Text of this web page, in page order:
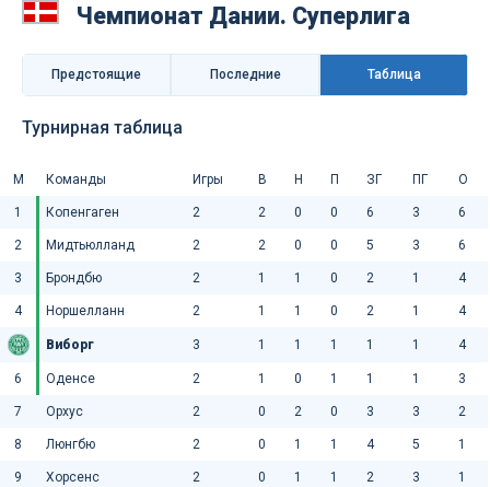
Чемпионат Дании. Суперлига
Предстоящие Последниe Таблица
Турнирная таблица
М Команды Игры В Н П ЗГ ПГ О
1 Копенгаген 2 2 0 0 6 3 6
2 Мидтьюлланд 2 2 0 0 5 3 6
3 Брондбю 2 1 1 0 2 1 4
4 Норшелланн 2 1 1 0 2 1 4
Виборг 3 1 1 1 1 1 4
6 Оденсе 2 1 0 1 1 1 3
7 Орхус 2 0 2 0 3 3 2
8 Люнгбю 2 0 1 1 4 5 1
9 Хорсенс 2 0 1 1 2 3 1